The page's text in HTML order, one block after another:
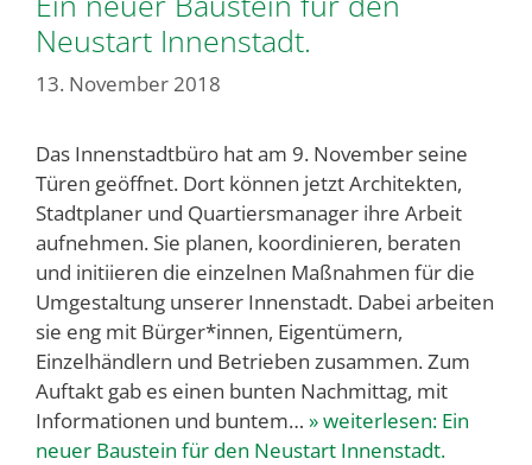
Neustart Innenstadt.
13. November 2018
Das Innenstadtbüro hat am 9. November seine
Türen geöffnet. Dort können jetzt Architekten,
Stadtplaner und Quartiersmanager ihre Arbeit
aufnehmen. Sie planen, koordinieren, beraten
und initiieren die einzelnen Maßnahmen für die
Umgestaltung unserer Innenstadt. Dabei arbeiten
sie eng mit Bürger*innen, Eigentümern,
Einzelhändlern und Betrieben zusammen. Zum
Auftakt gab es einen bunten Nachmittag, mit
Informationen und buntem… » weiterlesen: Ein
neuer Baustein für den Neustart Innenstadt.